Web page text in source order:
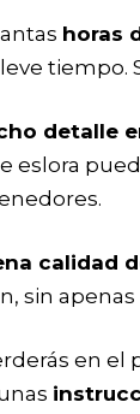
horas
tiempo.
detalle
eslora
calidad
sin
en el